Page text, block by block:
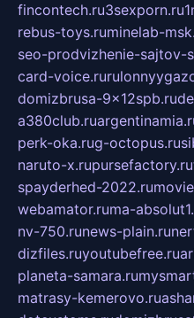
fincontech.ru3sexporn.ru
rebus-toys.ruminelab-
seo-prodvizhenie-sajtov-
card-voice.ru
domizbrusa-9x12spb.ru
a380club.ru
perk-oka.rug-octopus.ru
naruto-x.rupursefactory.ru
spayderhed-2022.ru
webamator.ruma-
nv-750.runews-plain.ru
dizfiles.ruyoutubefree.ru
planeta-samara.ru
matrasy-kemerovo.ru